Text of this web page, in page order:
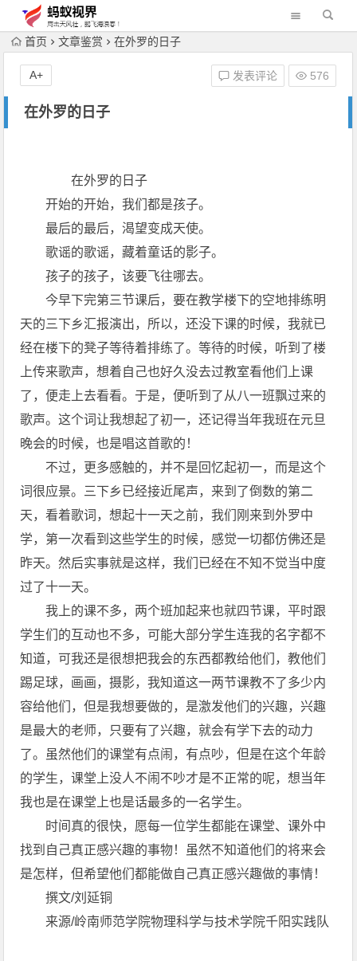
首页 文章鉴赏 在外罗的日子
在外罗的日子
发表评论 576
A+
在外罗的日子
开始的开始，我们都是孩子。
最后的最后，渴望变成天使。
歌谣的歌谣，藏着童话的影子。
孩子的孩子，该要飞往哪去。
今早下完第三节课后，要在教学楼下的空地排练明
天的三下乡汇报演出，所以，还没下课的时候，我就已
经在楼下的凳子等待着排练了。等待的时候，听到了楼
上传来歌声，想着自己也好久没去过教室看他们上课
了，便走上去看看。于是，便听到了从八一班飘过来的
歌声。这个词让我想起了初一，还记得当年我班在元旦
晚会的时候，也是唱这首歌的！
不过，更多感触的，并不是回忆起初一，而是这个
词很应景。三下乡已经接近尾声，来到了倒数的第二
天，看着歌词，想起十一天之前，我们刚来到外罗中
学，第一次看到这些学生的时候，感觉一切都仿佛还是
昨天。然后实事就是这样，我们已经在不知不觉当中度
过了十一天。
我上的课不多，两个班加起来也就四节课，平时跟
学生们的互动也不多，可能大部分学生连我的名字都不
知道，可我还是很想把我会的东西都教给他们，教他们
踢足球，画画，摄影，我知道这一两节课教不了多少内
容给他们，但是我想要做的，是激发他们的兴趣，兴趣
是最大的老师，只要有了兴趣，就会有学下去的动力
了。虽然他们的课堂有点闹，有点吵，但是在这个年龄
的学生，课堂上没人不闹不吵才是不正常的呢，想当年
我也是在课堂上也是话最多的一名学生。
时间真的很快，愿每一位学生都能在课堂、课外中
找到自己真正感兴趣的事物！虽然不知道他们的将来会
是怎样，但希望他们都能做自己真正感兴趣做的事情！
撰文/刘延铜
来源/岭南师范学院物理科学与技术学院千阳实践队